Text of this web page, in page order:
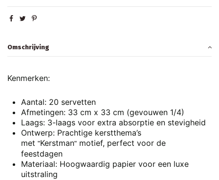
Omschrijving
Kenmerken:
Aantal: 20 servetten
Afmetingen: 33 cm x 33 cm (gevouwen 1/4)
Laags: 3-laags voor extra absorptie en stevigheid
Ontwerp: Prachtige kerstthema’s
met "Kerstman" motief, perfect voor de
feestdagen
Materiaal: Hoogwaardig papier voor een luxe
uitstraling